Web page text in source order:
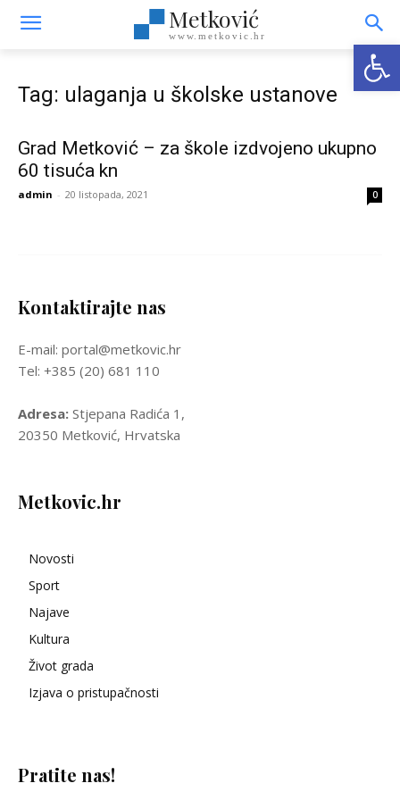
Metković
www.metkovic.hr
Tag: ulaganja u školske ustanove
Grad Metković – za škole izdvojeno ukupno
60 tisuća kn
admin - 20 listopada, 2021 0
Kontaktirajte nas
E-mail: portal@metkovic.hr
Tel: +385 (20) 681 110
Adresa: Stjepana Radića 1,
20350 Metković, Hrvatska
Metkovic.hr
Novosti
Sport
Najave
Kultura
Život grada
Izjava o pristupačnosti
Pratite nas!